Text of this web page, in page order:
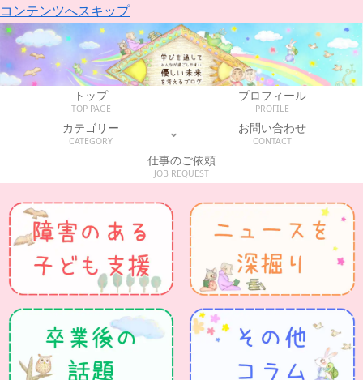
コンテンツへスキップ
トップ
TOP PAGE
プロフィール
PROFILE
カテゴリー
CATEGORY
お問い合わせ
CONTACT
仕事のご依頼
JOB REQUEST